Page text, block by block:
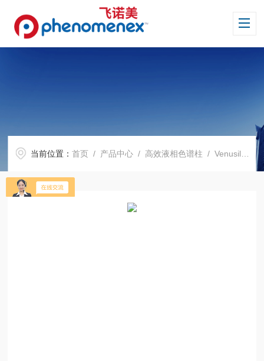
当前位置：首页 / 产品中心 / 高效液相色谱柱 /Venusil 系列色谱柱